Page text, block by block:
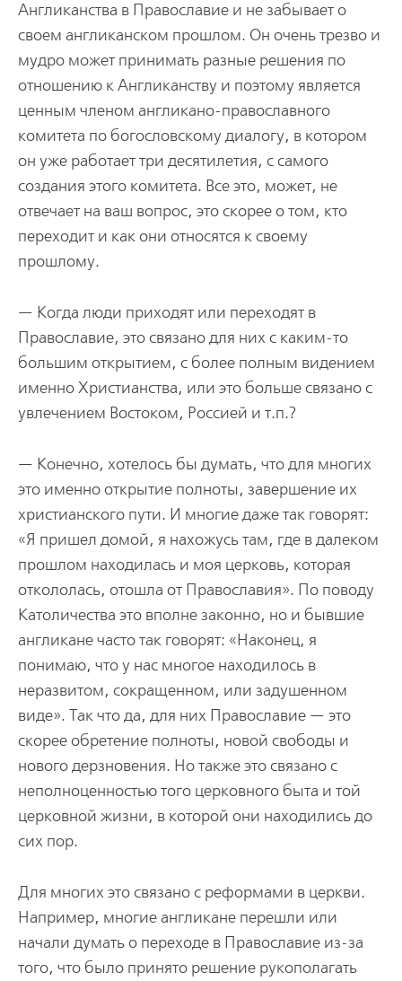
Англиканства в Православие и не забывает о
своем англиканском прошлом. Он очень трезво и
мудро может принимать разные решения по
отношению к Англиканству и поэтому является
ценным членом англикано-православного
комитета по богословскому диалогу, в котором
он уже работает три десятилетия, с самого
создания этого комитета. Все это, может, не
отвечает на ваш вопрос, это скорее о том, кто
переходит и как они относятся к своему
прошлому.
— Когда люди приходят или переходят в
Православие, это связано для них с каким-то
большим открытием, с более полным видением
именно Христианства, или это больше связано с
увлечением Востоком, Россией и т.п.?
— Конечно, хотелось бы думать, что для многих
это именно открытие полноты, завершение их
христианского пути. И многие даже так говорят:
«Я пришел домой, я нахожусь там, где в далеком
прошлом находилась и моя церковь, которая
откололась, отошла от Православия». По поводу
Католичества это вполне законно, но и бывшие
англикане часто так говорят: «Наконец, я
понимаю, что у нас многое находилось в
неразвитом, сокращенном, или задушенном
виде». Так что да, для них Православие — это
скорее обретение полноты, новой свободы и
нового дерзновения. Но также это связано с
неполноценностью того церковного быта и той
церковной жизни, в которой они находились до
сих пор.
Для многих это связано с реформами в церкви.
Например, многие англикане перешли или
начали думать о переходе в Православие из-за
того, что было принято решение рукополагать